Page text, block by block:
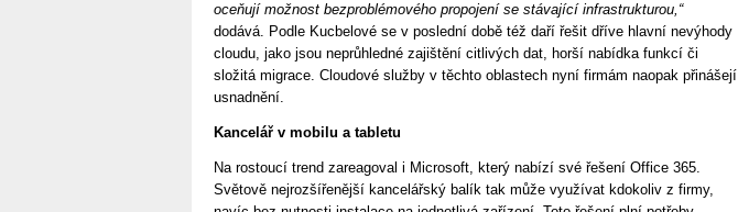
oceňují možnost bezproblémového propojení se stávající infrastrukturou,“
dodává. Podle Kucbelové se v poslední době též daří řešit dříve hlavní nevýhody
cloudu, jako jsou neprůhledné zajištění citlivých dat, horší nabídka funkcí či
složitá migrace. Cloudové služby v těchto oblastech nyní firmám naopak přinášejí
usnadnění.
Kancelář v mobilu a tabletu
Na rostoucí trend zareagoval i Microsoft, který nabízí své řešení Office 365.
Světově nejrozšířenější kancelářský balík tak může využívat kdokoliv z firmy,